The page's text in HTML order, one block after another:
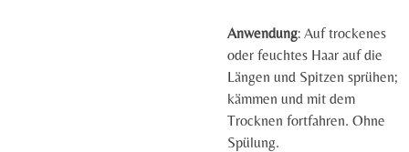
Anwendung: Auf trockenes
oder feuchtes Haar auf die
Längen und Spitzen sprühen;
kämmen und mit dem
Trocknen fortfahren. Ohne
Spülung.